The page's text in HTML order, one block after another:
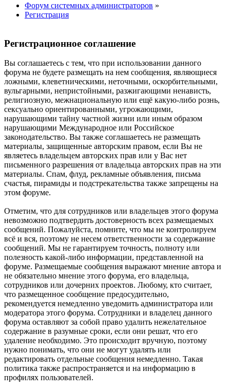
Форум системных администраторов »
Регистрация
Регистрационное соглашение
Вы соглашаетесь с тем, что при использовании данного
форума не будете размещать на нем сообщения, являющиеся
ложными, клеветническими, неточными, оскорбительными,
вульгарными, непристойными, разжигающими ненависть,
религиозную, межнациональную или ещё какую-либо рознь,
сексуально ориентированными, угрожающими,
нарушающими тайну частной жизни или иным образом
нарушающими Международное или Российское
законодательство. Вы также соглашаетесь не размещать
материалы, защищенные авторским правом, если Вы не
являетесь владельцем авторских прав или у Вас нет
письменного разрешения от владельца авторских прав на эти
материалы. Спам, флуд, рекламные объявления, письма
счастья, пирамиды и подстрекательства также запрещены на
этом форуме.
Отметим, что для сотрудников или владельцев этого форума
невозможно подтвердить достоверность всех размещаемых
сообщений. Пожалуйста, помните, что мы не контролируем
всё и вся, поэтому не несем ответственности за содержание
сообщений. Мы не гарантируем точность, полноту или
полезность какой-либо информации, представленной на
форуме. Размещаемые сообщения выражают мнение автора и
не обязательно мнение этого форума, его владельца,
сотрудников или дочерних проектов. Любому, кто считает,
что размещенное сообщение предосудительно,
рекомендуется немедленно уведомить администратора или
модератора этого форума. Сотрудники и владелец данного
форума оставляют за собой право удалить нежелательное
содержание в разумные сроки, если они решат, что его
удаление необходимо. Это происходит вручную, поэтому
нужно понимать, что они не могут удалять или
редактировать отдельные сообщения немедленно. Такая
политика также распространяется и на информацию в
профилях пользователей.